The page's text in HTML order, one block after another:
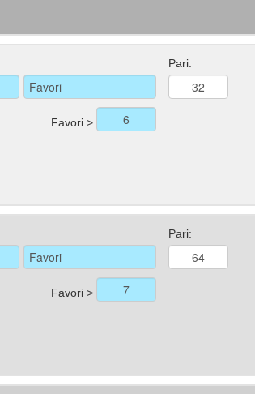
Pari:
Favori >
Pari:
Favori >